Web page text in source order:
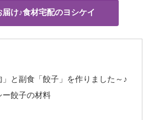
け♪食材宅配のヨシケイ
と副食「餃子」を作りました～♪
ー餃子の材料